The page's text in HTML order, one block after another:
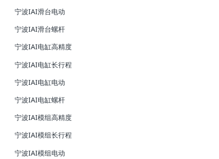
宁波IAI滑台电动
宁波IAI滑台螺杆
宁波IAI电缸高精度
宁波IAI电缸长行程
宁波IAI电缸电动
宁波IAI电缸螺杆
宁波IAI模组高精度
宁波IAI模组长行程
宁波IAI模组电动